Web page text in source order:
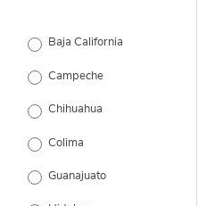
Baja California
Campeche
Chihuahua
Colima
Guanajuato